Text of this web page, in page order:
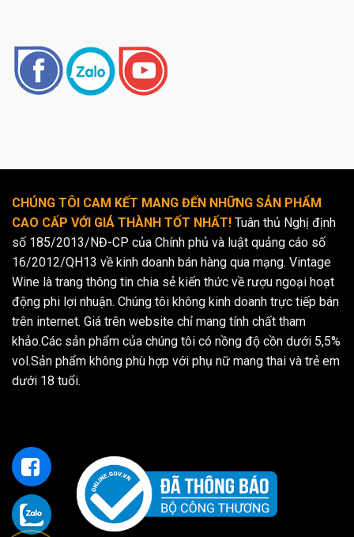
CHÚNG TÔI CAM KẾT MANG ĐẾN NHỮNG SẢN PHẨM
CAO CẤP VỚI GIÁ THÀNH TỐT NHẤT! Tuân thủ Nghị định
số 185/2013/NĐ-CP của Chính phủ và luật quảng cáo số
16/2012/QH13 về kinh doanh bán hàng qua mạng. Vintage
Wine là trang thông tin chia sẻ kiến thức về rượu ngoại hoạt
động phi lợi nhuận. Chúng tôi không kinh doanh trực tiếp bán
trên internet. Giá trên website chỉ mang tính chất tham
khảo.Các sản phẩm của chúng tôi có nồng độ cồn dưới 5,5%
vol.Sản phẩm không phù hợp với phụ nữ mang thai và trẻ em
dưới 18 tuổi.